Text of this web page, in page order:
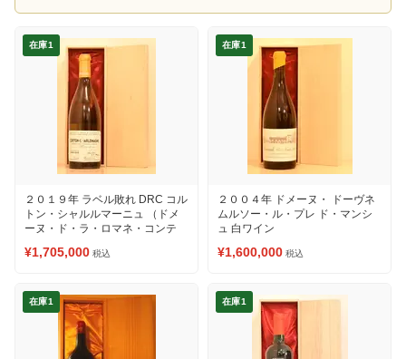
在庫1
２０１９年 ラベル敗れ DRC コル
トン・シャルルマーニュ （ドメ
ーヌ・ド・ラ・ロマネ・コンテ
¥1,705,000 税込
在庫1
２００４年 ドメーヌ・ ドーヴネ
ムルソー・ル・プレ ド・マンシ
ュ 白ワイン
¥1,600,000 税込
在庫1 在庫1